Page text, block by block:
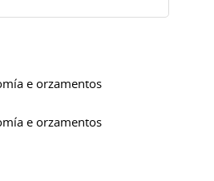
e orzamentos
e orzamentos